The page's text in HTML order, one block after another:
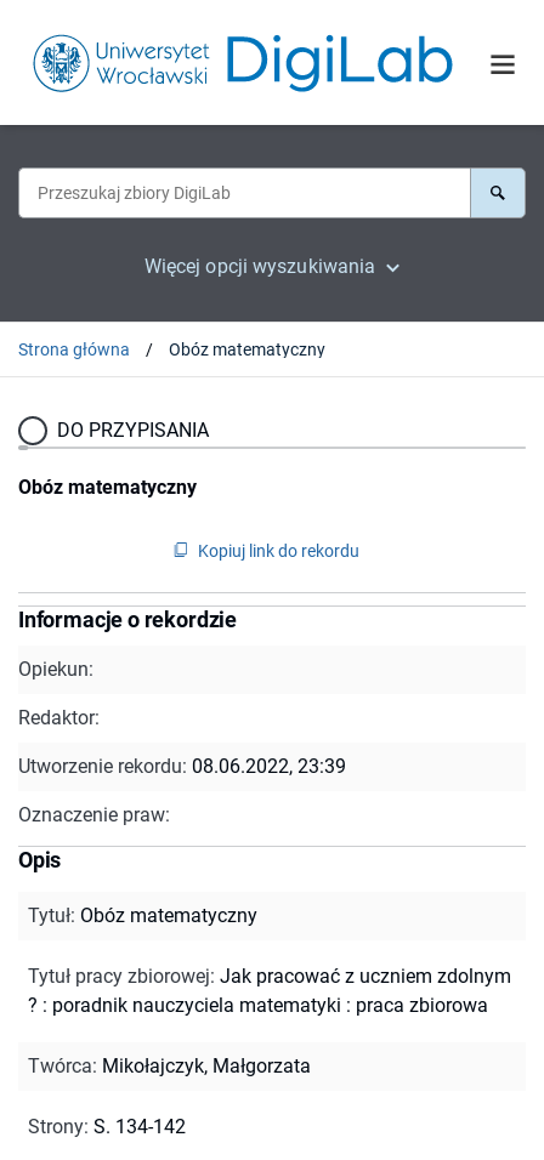
Więcej opcji wyszukiwania
Strona główna Obóz matematyczny
DO PRZYPISANIA
Obóz matematyczny
Kopiuj link do rekordu
Informacje o rekordzie
Opiekun:
Redaktor:
Utworzenie rekordu: 08.06.2022, 23:39
Oznaczenie praw:
Opis
Tytuł: Obóz matematyczny
Tytuł pracy zbiorowej: Jak pracować z uczniem zdolnym
? : poradnik nauczyciela matematyki : praca zbiorowa
Twórca: Mikołajczyk, Małgorzata
Strony: S. 134-142